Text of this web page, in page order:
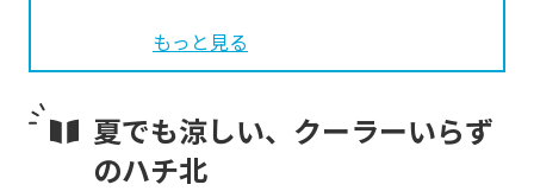
もっと見る
夏でも涼しい、クーラーいらず
のハチ北